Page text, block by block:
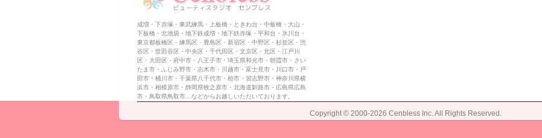
成増・下赤塚・東武練馬・上板橋・ときわ台・中板橋・大山・
下板橋・北池袋・地下鉄成増・地下鉄赤塚・平和台・氷川台・
東京都板橋区・練馬区・豊島区・新宿区・中野区・杉並区・渋
谷区・世田谷区・中央区・千代田区・文京区・北区・江戸川
区・大田区・府中市・八王子市・埼玉県和光市・朝霞市・さい
たま市・ふじみ野市・志木市・川越市・富士見市・川口市・戸
田市・桶川市・千葉県八千代市・柏市・習志野市・神奈川県横
浜市・相模原市・静岡県牧之原市・北海道釧路市・広島県広島
市・鳥取県鳥取市…などからお越しいただいております。
Copyright © 2000-2026 Cenbless Inc. All Rights Reserved.